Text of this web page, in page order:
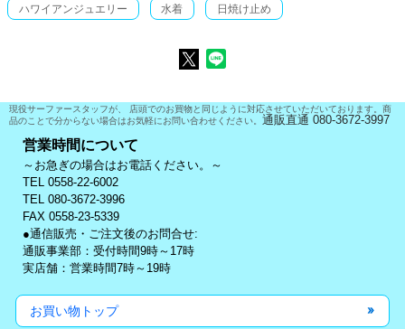
ハワイアンジュエリー 水着 日焼け止め
現役サーファースタッフが、 店頭でのお買物と同じように対応させていただいております。商
品のことで分からない場合はお気軽にお問い合わせください。 通販直通 080-3672-3997
営業時間について
～お急ぎの場合はお電話ください。～
TEL 0558-22-6002
TEL 080-3672-3996
FAX 0558-23-5339
●通信販売・ご注文後のお問合せ:
通販事業部：受付時間9時～17時
実店舗：営業時間7時～19時
お買い物トップ